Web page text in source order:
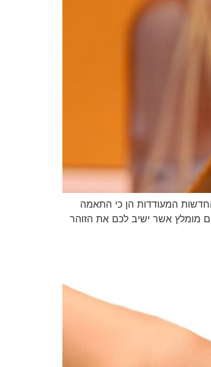
המעודדות הן כי התאמה
מומלץ אשר ישיב לכם את הזוהר